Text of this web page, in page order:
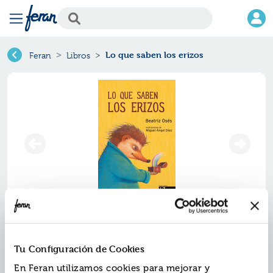
Tu Configuración de Cookies
En Feran utilizamos cookies para mejorar y
Feran Libros Lo que saben los erizos
Lo que saben los erizos
Ref.ZKK-25095
ISBN:9788415250951